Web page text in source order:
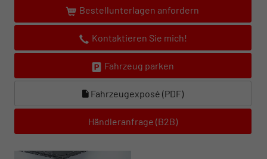
Bestellunterlagen anfordern
Kontaktieren Sie mich!
Fahrzeug parken
Fahrzeugexposé (PDF)
Händleranfrage (B2B)